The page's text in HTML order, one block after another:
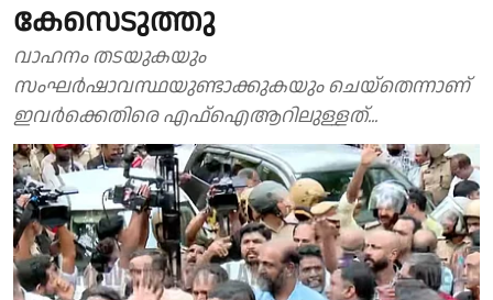
കേസെടുത്തു
വാഹനം തടയുകയും
സംഘർഷാവസ്ഥയുണ്ടാക്കുകയും ചെയ്തെന്നാണ്
ഇവർക്കെതിരെ എഫ്ഐആറിലുള്ളത്...